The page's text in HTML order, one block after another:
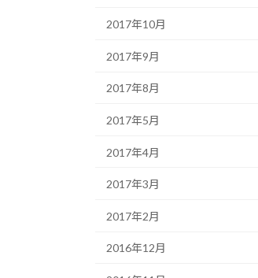
2017年10月
2017年9月
2017年8月
2017年5月
2017年4月
2017年3月
2017年2月
2016年12月